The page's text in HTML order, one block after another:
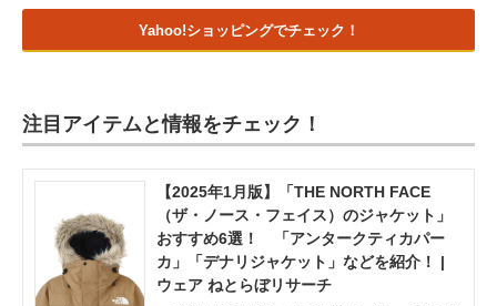
Yahoo!ショッピングでチェック！
注目アイテムと情報をチェック！
【2025年1月版】「THE NORTH FACE
（ザ・ノース・フェイス）のジャケット」
おすすめ6選！ 「アンタークティカパー
カ」「デナリジャケット」などを紹介！ |
ウェア ねとらぼリサーチ